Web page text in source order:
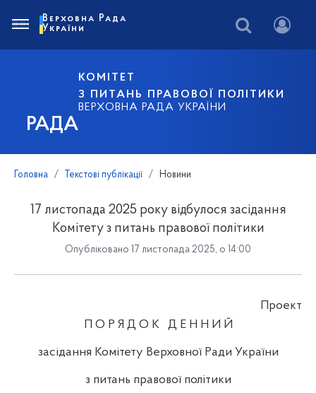
РАДА
КОМІТЕТ
З ПИТАНЬ ПРАВОВОЇ ПОЛІТИКИ
ВЕРХОВНА РАДА УКРАЇНИ
Верховна Рада
України
Головна Текстові публікації Новини
17 листопада 2025 року відбулося засідання
Комітету з питань правової політики
Опубліковано 17 листопада 2025, о 14:00
Проект
П О Р Я Д О К
Д Е Н Н И Й
засідання Комітету Верховної Ради України
з питань правової політики